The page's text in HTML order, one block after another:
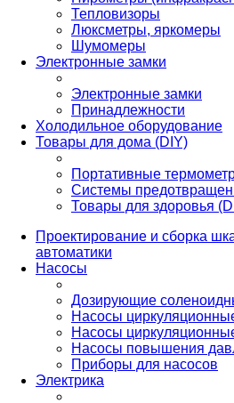
Тепловизоры
Люксметры, яркомеры
Шумомеры
Электронные замки
Электронные замки
Принадлежности
Холодильное оборудование
Товары для дома (DIY)
Портативные
Системы
Товары для здоровья
Проектирование и сборка
автоматики
Насосы
Дозирующие
Насосы
Насосы
Насосы повышения
Приборы для насосов
Электрика